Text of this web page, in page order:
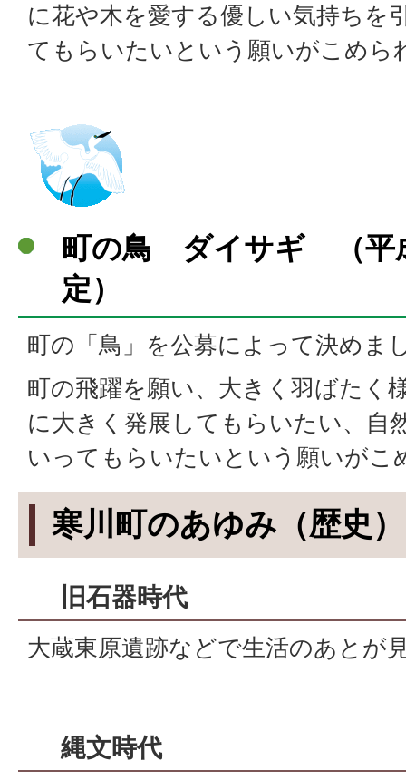
に花や木を愛する優しい気持ちを
てもらいたいという願いがこめら
町の鳥 ダイサギ （平
定）
町の「鳥」を公募によって決めま
町の飛躍を願い、大きく羽ばたく
に大きく発展してもらいたい、自
いってもらいたいという願いがこ
寒川町のあゆみ（歴史）
旧石器時代
大蔵東原遺跡などで生活のあとが
縄文時代